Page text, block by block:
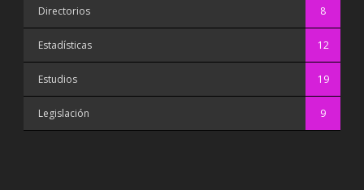
Directorios 8
Estadísticas 12
Estudios 19
Legislación 9